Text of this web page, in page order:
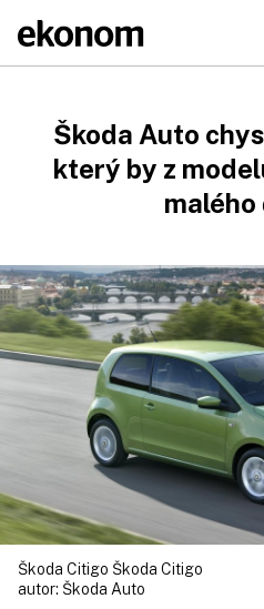
Škoda Auto
který by z
malého
Škoda Citigo Škoda Citigo
autor: Škoda Auto